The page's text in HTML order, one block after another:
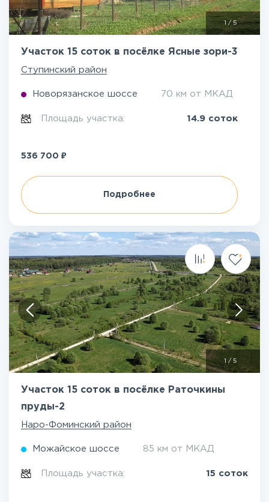
1 / 5
Участок 15 соток в посёлке Ясные зори-3
Ступинский район
Новорязанское шоссе 70 км от МКАД
Площадь участка: 14.9 соток
536 700 ₽
Подробнее
1 / 5
Участок 15 соток в посёлке Раточкины
пруды-2
Наро-Фоминский район
Можайское шоссе 85 км от МКАД
Площадь участка: 15 соток